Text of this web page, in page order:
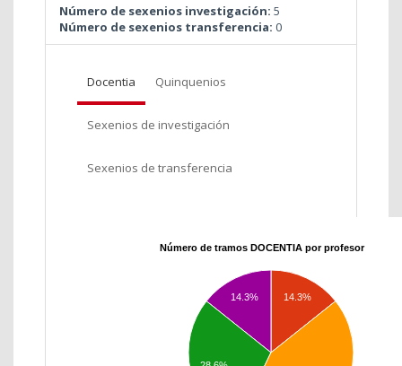
Número de sexenios investigación: 5
Número de sexenios transferencia: 0
Docentia Quinquenios
Sexenios de investigación
Sexenios de transferencia
Número de tramos DOCENTIA por profesor
14.3%
14.3%